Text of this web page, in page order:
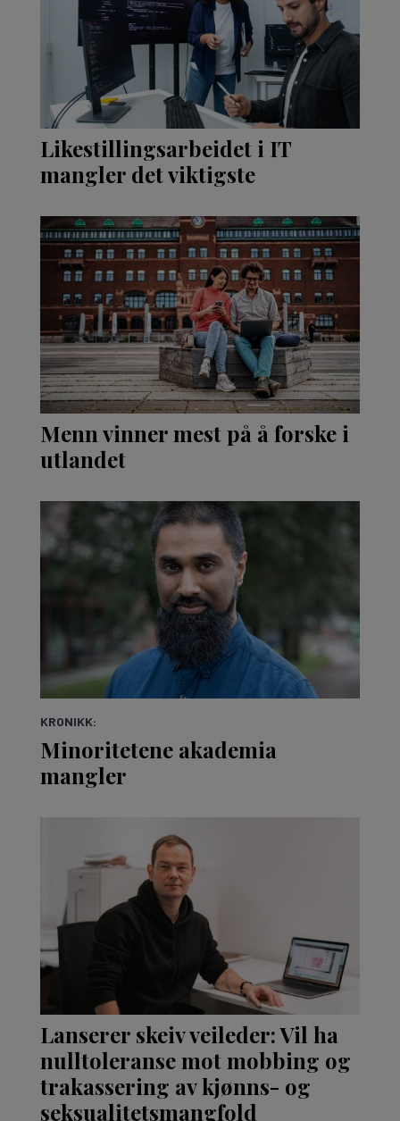
Likestillingsarbeidet i IT
mangler det viktigste
Menn vinner mest på å forske i
utlandet
KRONIKK:
Minoritetene akademia
mangler
Lanserer skeiv veileder: Vil ha
nulltoleranse mot mobbing og
trakassering av kjønns- og
seksualitetsmangfold